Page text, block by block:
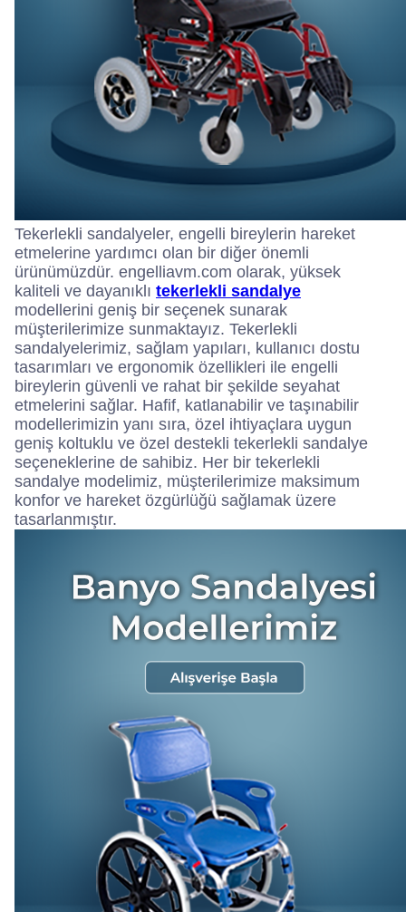
Tekerlekli sandalyeler, engelli bireylerin hareket
etmelerine yardımcı olan bir diğer önemli
ürünümüzdür. engelliavm.com olarak, yüksek
kaliteli ve dayanıklı tekerlekli sandalye
modellerini geniş bir seçenek sunarak
müşterilerimize sunmaktayız. Tekerlekli
sandalyelerimiz, sağlam yapıları, kullanıcı dostu
tasarımları ve ergonomik özellikleri ile engelli
bireylerin güvenli ve rahat bir şekilde seyahat
etmelerini sağlar. Hafif, katlanabilir ve taşınabilir
modellerimizin yanı sıra, özel ihtiyaçlara uygun
geniş koltuklu ve özel destekli tekerlekli sandalye
seçeneklerine de sahibiz. Her bir tekerlekli
sandalye modelimiz, müşterilerimize maksimum
konfor ve hareket özgürlüğü sağlamak üzere
tasarlanmıştır.